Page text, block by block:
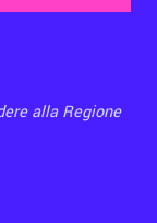
alla Regione